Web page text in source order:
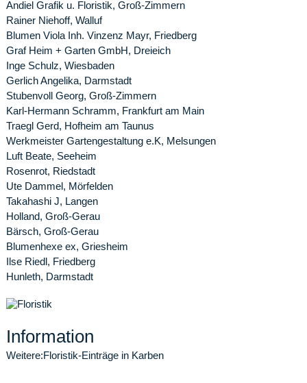
Andiel Grafik u. Floristik, Groß-Zimmern
Rainer Niehoff, Walluf
Blumen Viola Inh. Vinzenz Mayr, Friedberg
Graf Heim + Garten GmbH, Dreieich
Inge Schulz, Wiesbaden
Gerlich Angelika, Darmstadt
Stubenvoll Georg, Groß-Zimmern
Karl-Hermann Schramm, Frankfurt am Main
Traegl Gerd, Hofheim am Taunus
Werkmeister Gartengestaltung e.K, Melsungen
Luft Beate, Seeheim
Rosenrot, Riedstadt
Ute Dammel, Mörfelden
Takahashi J, Langen
Holland, Groß-Gerau
Bärsch, Groß-Gerau
Blumenhexe ex, Griesheim
Ilse Riedl, Friedberg
Hunleth, Darmstadt
Information
Weitere:Floristik-Einträge in Karben